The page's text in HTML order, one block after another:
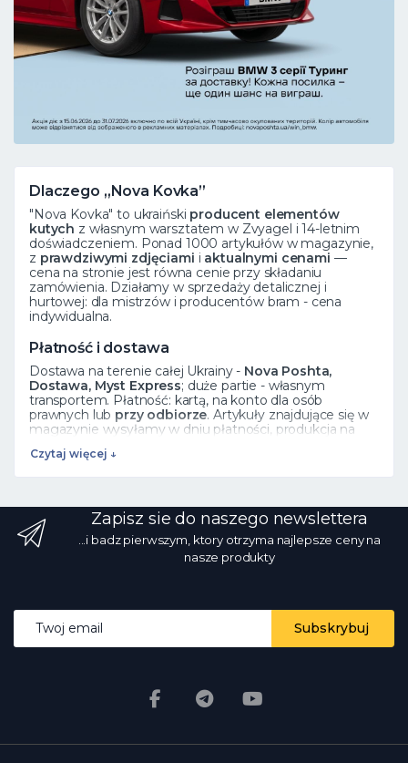
Dlaczego „Nova Kovka”
"Nova Kovka" to ukraiński producent elementów
kutych z własnym warsztatem w Zvyagel i 14-letnim
doświadczeniem. Ponad 1000 artykułów w magazynie,
z prawdziwymi zdjęciami i aktualnymi cenami —
cena na stronie jest równa cenie przy składaniu
zamówienia. Działamy w sprzedaży detalicznej i
hurtowej: dla mistrzów i producentów bram - cena
indywidualna.
Płatność i dostawa
Dostawa na terenie całej Ukrainy - Nova Poshta,
Dostawa, Myst Express; duże partie - własnym
transportem. Płatność: kartą, na konto dla osób
prawnych lub przy odbiorze. Artykuły znajdujące się w
magazynie wysyłamy w dniu płatności, produkcja na
Zobacz też
Często zadawane pytania
Jak zamówić?
Dodaj produkt do koszyka lub zadzwoń
☎ 068 700 10 13 - menadżer potwierdzi dostępność.
dostawy?przez Nova Poshta i inne usługi na terenie
całej Ukrainy; na stanie - w dniu płatności.
Czy zdjęcia i
ceny są prawdziwe?
Tak, zdjęcia są prawdziwe, ceny są
Czytaj więcej ↓
Zapisz sie do naszego newslettera
...i badz pierwszym, ktory otrzyma najlepsze ceny na
nasze produkty
Subskrybuj